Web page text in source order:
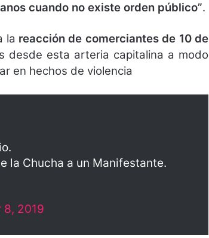
cuando no existe orden público”.
la reacción de comerciantes de 10 de
desde esta arteria capitalina a modo
en hechos de violencia
la Chucha a un Manifestante.
8, 2019